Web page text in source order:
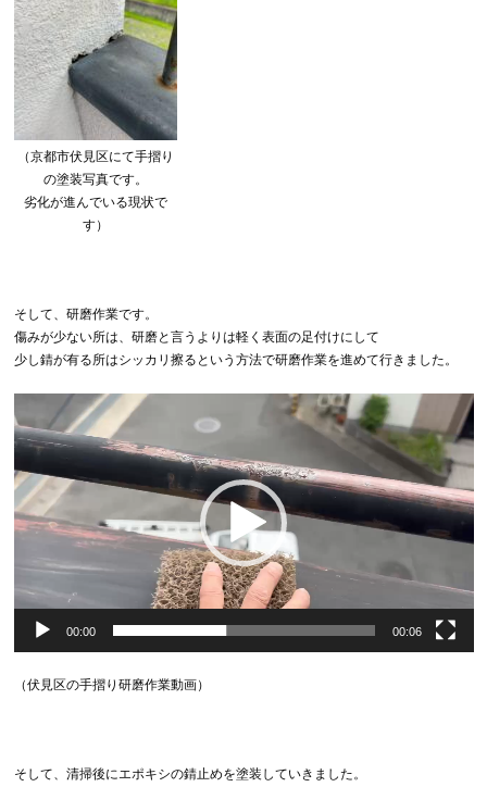
（京都市伏見区にて手摺り
の塗装写真です。
劣化が進んでいる現状で
す）
そして、研磨作業です。
傷みが少ない所は、研磨と言うよりは軽く表面の足付けにして
少し錆が有る所はシッカリ擦るという方法で研磨作業を進めて行きました。
画
プ
レ
ー
ヤ
00:00 00:06
（伏見区の手摺り研磨作業動画）
そして、清掃後にエポキシの錆止めを塗装していきました。